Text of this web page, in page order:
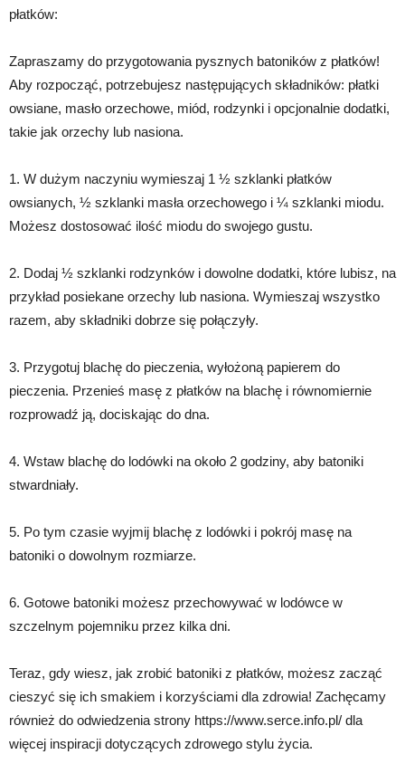
płatków:
Zapraszamy do przygotowania pysznych batoników z płatków!
Aby rozpocząć, potrzebujesz następujących składników: płatki
owsiane, masło orzechowe, miód, rodzynki i opcjonalnie dodatki,
takie jak orzechy lub nasiona.
1. W dużym naczyniu wymieszaj 1 ½ szklanki płatków
owsianych, ½ szklanki masła orzechowego i ¼ szklanki miodu.
Możesz dostosować ilość miodu do swojego gustu.
2. Dodaj ½ szklanki rodzynków i dowolne dodatki, które lubisz, na
przykład posiekane orzechy lub nasiona. Wymieszaj wszystko
razem, aby składniki dobrze się połączyły.
3. Przygotuj blachę do pieczenia, wyłożoną papierem do
pieczenia. Przenieś masę z płatków na blachę i równomiernie
rozprowadź ją, dociskając do dna.
4. Wstaw blachę do lodówki na około 2 godziny, aby batoniki
stwardniały.
5. Po tym czasie wyjmij blachę z lodówki i pokrój masę na
batoniki o dowolnym rozmiarze.
6. Gotowe batoniki możesz przechowywać w lodówce w
szczelnym pojemniku przez kilka dni.
Teraz, gdy wiesz, jak zrobić batoniki z płatków, możesz zacząć
cieszyć się ich smakiem i korzyściami dla zdrowia! Zachęcamy
również do odwiedzenia strony https://www.serce.info.pl/ dla
więcej inspiracji dotyczących zdrowego stylu życia.